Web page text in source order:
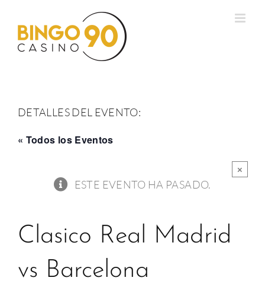
contenido
DETALLES DEL EVENTO:
« Todos los Eventos
×
ESTE EVENTO HA PASADO.
Clasico Real Madrid
vs Barcelona